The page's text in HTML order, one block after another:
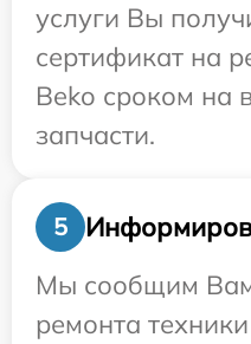
услуги Вы
сертификат на
Beko сроком на
запчасти.
5
Мы сообщим
ремонта